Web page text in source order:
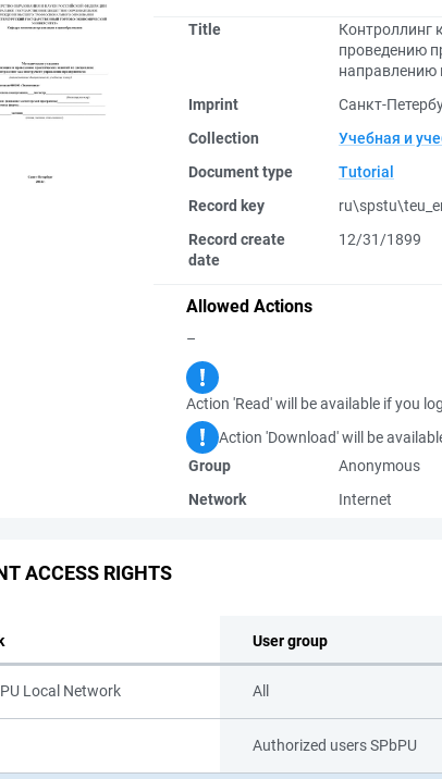
Title
Контроллинг
проведению
направлению
Imprint
Санкт-
Collection
Учебная и
Document type
Tutorial
Record key
Record create
date
12/31/1899
Allowed Actions
–
Action 'Read' will be available if you
Action 'Download' will be
Group
Anonymous
Network
Internet
ACCESS RIGHTS
User group
Local Network All
Authorized users SPbPU